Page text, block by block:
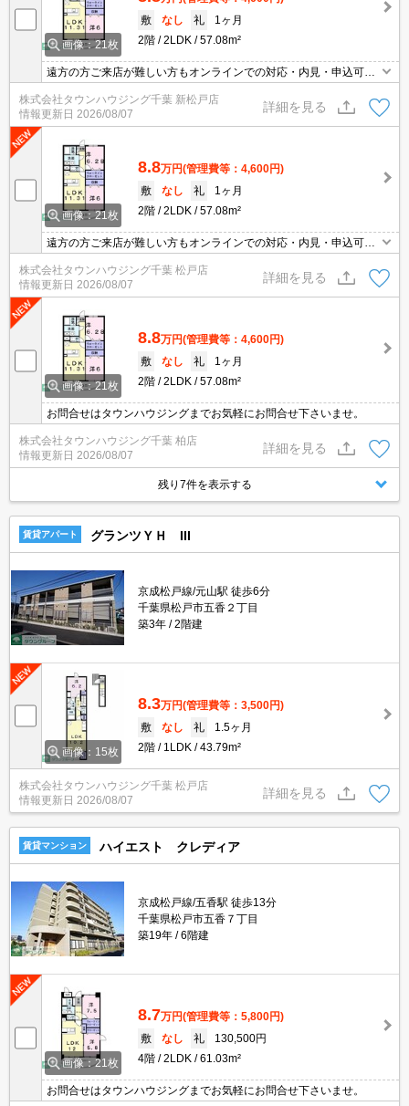
画像：21枚
敷
なし 礼
1ヶ月
2階
2LDK 57.08m²
遠方の方ご来店が難しい方もオンラインでの対応・内見・申込可能
です。お部屋探しは、【タウンハウジング千葉 新松戸店】へお任
せください！
株式会社タウンハウジング千葉 新松戸店
情報更新日 2026/08/07
詳細を見る
画像：21枚
8.8万円(管理費等：4,600円)
敷
なし 礼
1ヶ月
2階
2LDK 57.08m²
遠方の方ご来店が難しい方もオンラインでの対応・内見・申込可能
です。お部屋探しは、【タウンハウジング千葉 新松戸店】へお任
せください！
株式会社タウンハウジング千葉 松戸店
情報更新日 2026/08/07
詳細を見る
画像：21枚
8.8万円(管理費等：4,600円)
敷
なし 礼
1ヶ月
2階
2LDK 57.08m²
お問合せはタウンハウジングまでお気軽にお問合せ下さいませ。
株式会社タウンハウジング千葉 柏店
情報更新日 2026/08/07
詳細を見る
残り7件を表示する
賃貸アパート グランツＹＨ III
京成松戸線/元山駅 徒歩6分
千葉県松戸市五香２丁目
築3年
2階建
画像：15枚
8.3万円(管理費等：3,500円)
敷
なし 礼
1.5ヶ月
2階
1LDK 43.79m²
株式会社タウンハウジング千葉 松戸店
情報更新日 2026/08/07
詳細を見る
賃貸マンション ハイエスト クレディア
京成松戸線/五香駅 徒歩13分
千葉県松戸市五香７丁目
築19年
6階建
画像：21枚
8.7万円(管理費等：5,800円)
敷
なし 礼
130,500円
4階
2LDK 61.03m²
お問合せはタウンハウジングまでお気軽にお問合せ下さいませ。